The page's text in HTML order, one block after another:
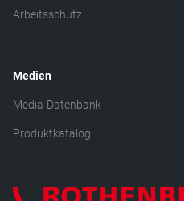
Arbeitsschutz
Medien
Media-Datenbank
Produktkatalog